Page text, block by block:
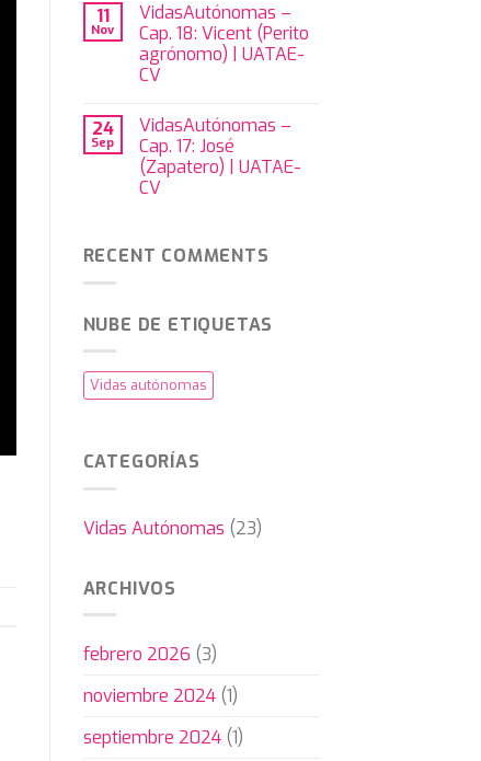
11
Nov
VidasAutónomas –
Cap. 18: Vicent (Perito
agrónomo) | UATAE-
CV
24
Sep
VidasAutónomas –
Cap. 17: José
(Zapatero) | UATAE-
CV
RECENT COMMENTS
NUBE DE ETIQUETAS
Vidas autónomas
CATEGORÍAS
Vidas Autónomas (23)
ARCHIVOS
febrero 2026 (3)
noviembre 2024(1)
septiembre 2024(1)